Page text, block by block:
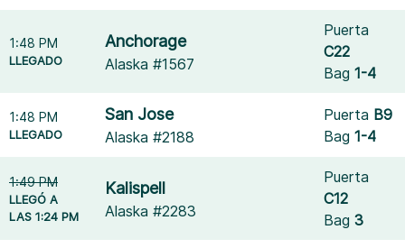
1:48 PM
LLEGADO
Anchorage
Alaska #1567
Puerta
C22
Bag1-4
1:48 PM
LLEGADO
San Jose
Alaska #2188
Puerta B9
Bag1-4
1:49 PM
LLEGÓ A
LAS 1:24 PM
Kalispell
Alaska #2283
Puerta
C12
Bag3